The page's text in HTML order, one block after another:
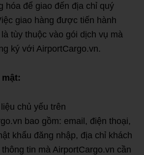
hóa để giao đến địa chỉ quý
giao hàng được tiến hành
tùy thuộc vào gói dịch vụ mà
ký với AirportCargo.vn.
chủ yếu trên
bao gồm: email, điện thoại,
khẩu đăng nhập, địa chỉ khách
tin mà AirportCargo.vn cần